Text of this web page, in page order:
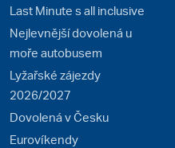
Last Minute s all inclusive
Nejlevnější dovolená u
moře autobusem
Lyžařské zájezdy
2026/2027
Dovolená v Česku
Eurovíkendy